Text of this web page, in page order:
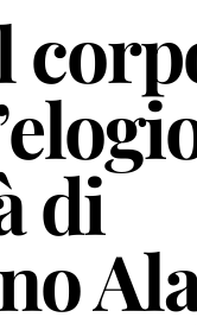
di